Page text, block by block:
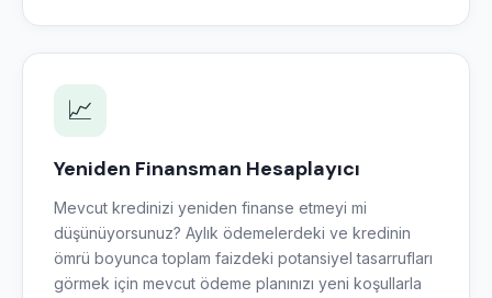
📈
Yeniden Finansman Hesaplayıcı
Mevcut kredinizi yeniden finanse etmeyi mi
düşünüyorsunuz? Aylık ödemelerdeki ve kredinin
ömrü boyunca toplam faizdeki potansiyel tasarrufları
görmek için mevcut ödeme planınızı yeni koşullarla